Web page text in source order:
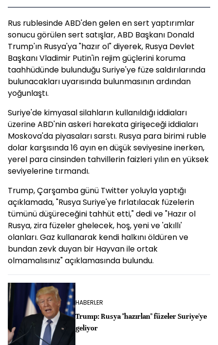
Rus rublesinde ABD'den gelen en sert yaptırımlar
sonucu görülen sert satışlar, ABD Başkanı Donald
Trump'ın Rusya'ya "hazır ol" diyerek, Rusya Devlet
Başkanı Vladimir Putin'in rejim güçlerini koruma
taahhüdünde bulunduğu Suriye'ye füze saldırılarında
bulunacakları uyarısında bulunmasının ardından
yoğunlaştı.
Suriye'de kimyasal silahların kullanıldığı iddiaları
üzerine ABD'nin askeri harekata girişeceği iddiaları
Moskova'da piyasaları sarstı. Rusya para birimi ruble
dolar karşısında 16 ayın en düşük seviyesine inerken,
yerel para cinsinden tahvillerin faizleri yılın en yüksek
seviyelerine tırmandı.
Trump, Çarşamba günü Twitter yoluyla yaptığı
açıklamada, "Rusya Suriye'ye fırlatılacak füzelerin
tümünü düşüreceğini tahhüt etti," dedi ve "Hazır ol
Rusya, zira füzeler ghelecek, hoş, yeni ve 'akıllı'
olanları. Gaz kullanarak kendi halkını öldüren ve
bundan zevk duyan bir Hayvan ile ortak
olmamalısınız" açıklamasında bulundu.
HABERLER
Trump: Rusya "hazırlan" füzeler Suriye'ye
geliyor